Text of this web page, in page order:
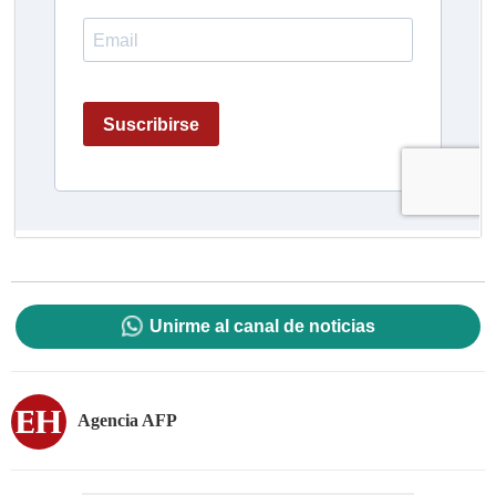
Unirme al canal de noticias
Agencia AFP